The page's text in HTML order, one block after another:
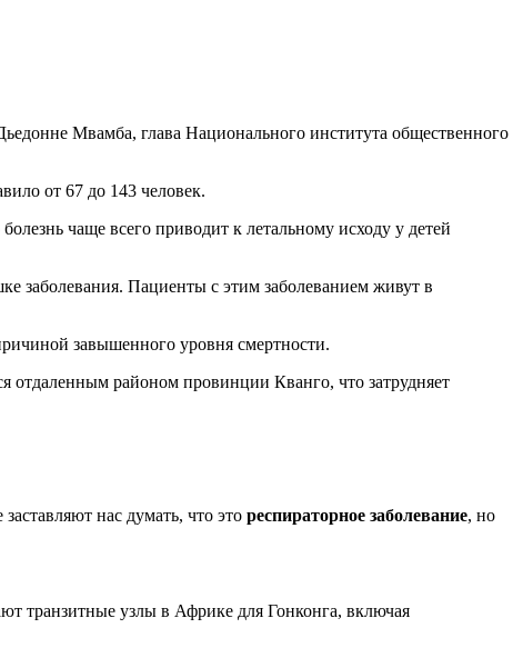
Мвамба, глава Национального института общественного
от 67 до 143 человек.
чаще всего приводит к летальному исходу у детей
заболевания. Пациенты с этим заболеванием живут в
завышенного уровня смертности.
отдаленным районом провинции Кванго, что затрудняет
нас думать, что это респираторное заболевание, но
транзитные узлы в Африке для Гонконга, включая